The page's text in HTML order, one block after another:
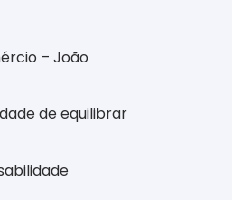
– João
de equilibrar